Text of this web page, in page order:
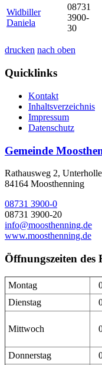
Widbiller
Daniela
08731
3900-
30
drucken nach oben
Quicklinks
Kontakt
Inhaltsverzeichnis
Impressum
Datenschutz
Gemeinde
Rathausweg 2,
84164 Moosthenning
08731 3900-0
08731 3900-20
info@moosthenning.de
www.moosthenning.de
Öffnungszeiten des
Montag
Dienstag
Mittwoch
Donnerstag